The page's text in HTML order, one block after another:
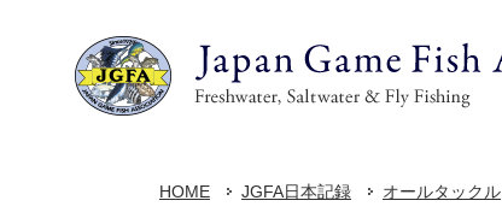
HOME JGFA日本記録 オールタックル